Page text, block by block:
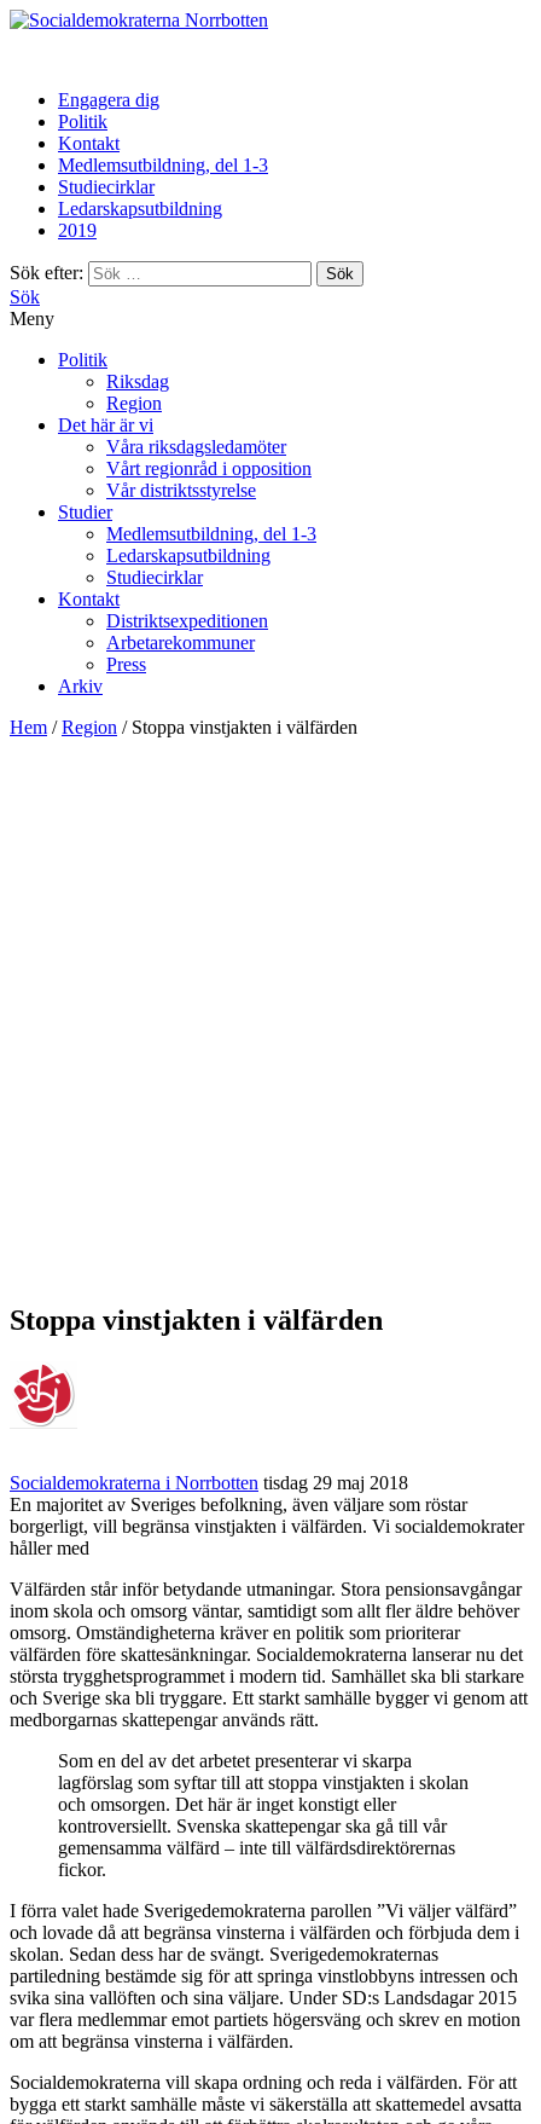
Norrbotten
Engagera dig
Politik
Kontakt
Medlemsutbildning, del 1-3
Studiecirklar
Ledarskapsutbildning
2019
Sök efter:
Sök
Meny
Politik
Riksdag
Region
Det här är vi
Våra riksdagsledamöter
Vårt regionråd i opposition
Vår distriktsstyrelse
Studier
Medlemsutbildning, del 1-3
Ledarskapsutbildning
Studiecirklar
Kontakt
Distriktsexpeditionen
Arbetarekommuner
Press
Arkiv
Hem /Region / Stoppa vinstjakten i välfärden
Stoppa vinstjakten i välfärden
Socialdemokraterna i Norrbotten tisdag 29 maj 2018
En majoritet av Sveriges befolkning, även väljare som röstar
borgerligt, vill begränsa vinstjakten i välfärden. Vi socialdemokrater
håller med
Välfärden står inför betydande utmaningar. Stora pensionsavgångar
inom skola och omsorg väntar, samtidigt som allt fler äldre behöver
omsorg. Omständigheterna kräver en politik som prioriterar
välfärden före skattesänkningar. Socialdemokraterna lanserar nu det
största trygghetsprogrammet i modern tid. Samhället ska bli starkare
och Sverige ska bli tryggare. Ett starkt samhälle bygger vi genom att
medborgarnas skattepengar används rätt.
Som en del av det arbetet presenterar vi skarpa
lagförslag som syftar till att stoppa vinstjakten i skolan
och omsorgen. Det här är inget konstigt eller
kontroversiellt. Svenska skattepengar ska gå till vår
gemensamma välfärd – inte till välfärdsdirektörernas
fickor.
I förra valet hade Sverigedemokraterna parollen ”Vi väljer välfärd”
och lovade då att begränsa vinsterna i välfärden och förbjuda dem i
skolan. Sedan dess har de svängt. Sverigedemokraternas
partiledning bestämde sig för att springa vinstlobbyns intressen och
svika sina vallöften och sina väljare. Under SD:s Landsdagar 2015
var flera medlemmar emot partiets högersväng och skrev en motion
om att begränsa vinsterna i välfärden.
Socialdemokraterna vill skapa ordning och reda i välfärden. För att
bygga ett starkt samhälle måste vi säkerställa att skattemedel avsatta